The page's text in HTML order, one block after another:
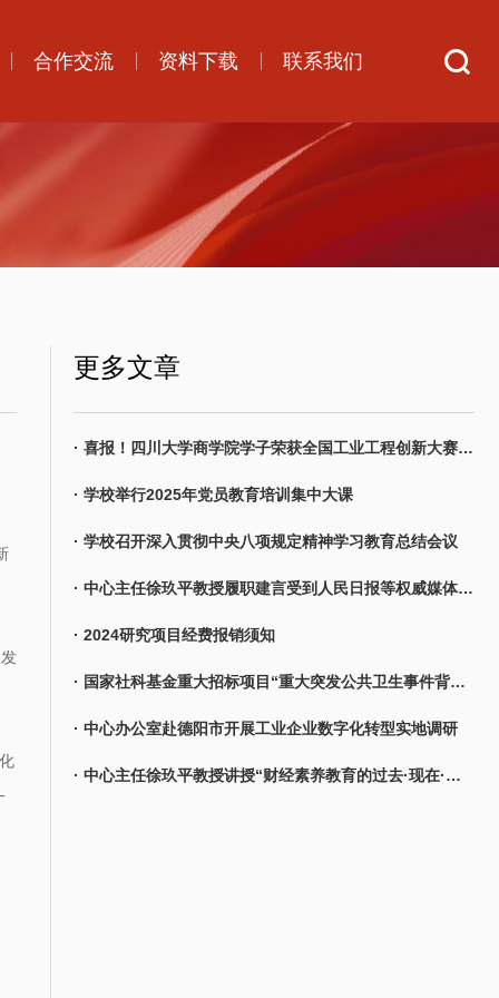
合作交流 资料下载 联系我们
更多文章
· 喜报！四川大学商学院学子荣获全国工业工程创新大赛高校赛道唯一特等奖
· 学校举行2025年党员教育培训集中大课
· 学校召开深入贯彻中央八项规定精神学习教育总结会议
· 中心主任徐玖平教授履职建言受到人民日报等权威媒体报道
· 2024研究项目经费报销须知
· 国家社科基金重大招标项目“重大突发公共卫生事件背景下城市韧性治理体系研究”开题报告会顺利举行
· 中心办公室赴德阳市开展工业企业数字化转型实地调研
· 中心主任徐玖平教授讲授“财经素养教育的过去·现在·未来”公开课